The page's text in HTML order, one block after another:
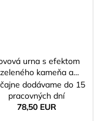
urna s efektom
zeleného kameňa a
vlysom
dodávame do 15
pracovných dní
78,50 EUR